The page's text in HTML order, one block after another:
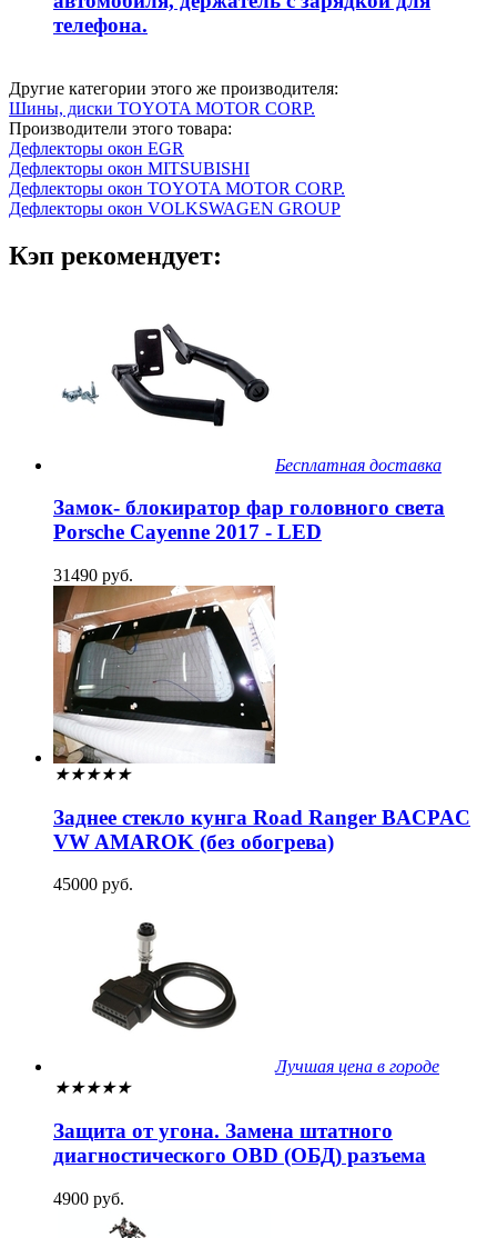
телефона.
Другие категории этого же производителя:
Шины, диски TOYOTA MOTOR CORP.
Производители этого товара:
Дефлекторы окон EGR
Дефлекторы окон MITSUBISHI
Дефлекторы окон TOYOTA MOTOR CORP.
Дефлекторы окон VOLKSWAGEN GROUP
Кэп рекомендует:
Бесплатная доставка
Замок- блокиратор фар головного света
Porsche Cayenne 2017 - LED
31490 руб.
★★★★★
Заднее стекло кунга Road Ranger BACPAC
VW AMAROK (без обогрева)
45000 руб.
Лучшая цена в городе
★★★★★
Защита от угона. Замена штатного
диагностического OBD (ОБД) разъема
4900 руб.